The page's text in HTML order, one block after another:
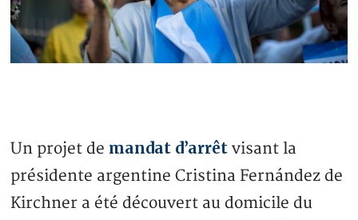
Un projet de mandat d’arrêt visant la
présidente argentine Cristina Fernández de
Kirchner a été découvert au domicile du